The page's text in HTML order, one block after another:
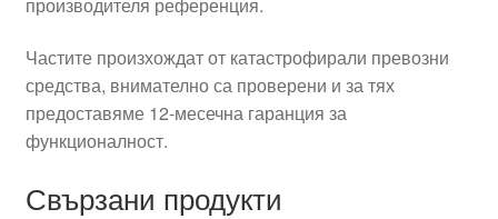
Частите произхождат от катастрофирали превозни
средства, внимателно са проверени и за тях
предоставяме 12-месечна гаранция за
функционалност.
Свързани продукти